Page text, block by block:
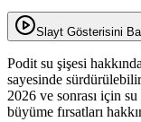
Slayt Gösterisini
Podit su şişesi
sayesinde
2026 ve sonrası için
büyüme fırsatları